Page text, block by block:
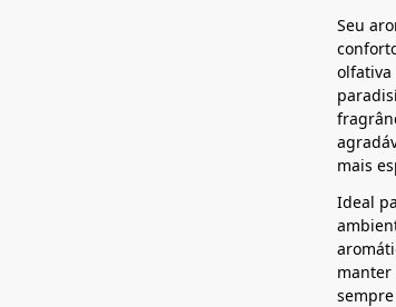
Seu
olfativa
mais
Ideal
manter